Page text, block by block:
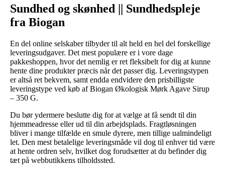
Sundhed og skønhed || Sundhedspleje
fra Biogan
En del online selskaber tilbyder til alt held en hel del forskellige
leveringsudgaver. Det mest populære er i vore dage
pakkeshoppen, hvor det nemlig er ret fleksibelt for dig at kunne
hente dine produkter præcis når det passer dig. Leveringstypen
er altså ret bekvem, samt endda endvidere den prisbilligste
leveringstype ved køb af Biogan Økologisk Mørk Agave Sirup
– 350 G.
Du bør ydermere beslutte dig for at vælge at få sendt til din
hjemmeadresse eller ud til din arbejdsplads. Fragtløsningen
bliver i mange tilfælde en smule dyrere, men tillige ualmindeligt
let. Den mest betalelige leveringsmåde vil dog til enhver tid være
at hente ordren selv, hvilket dog forudsætter at du befinder dig
tæt på webbutikkens tilholdssted.